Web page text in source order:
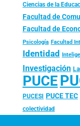
Ciencias de la
Facultad de
Facultad de
Psicología Facultad
Identidad
Investigación
PUCE
PUCESI PUCE TEC
colectividad